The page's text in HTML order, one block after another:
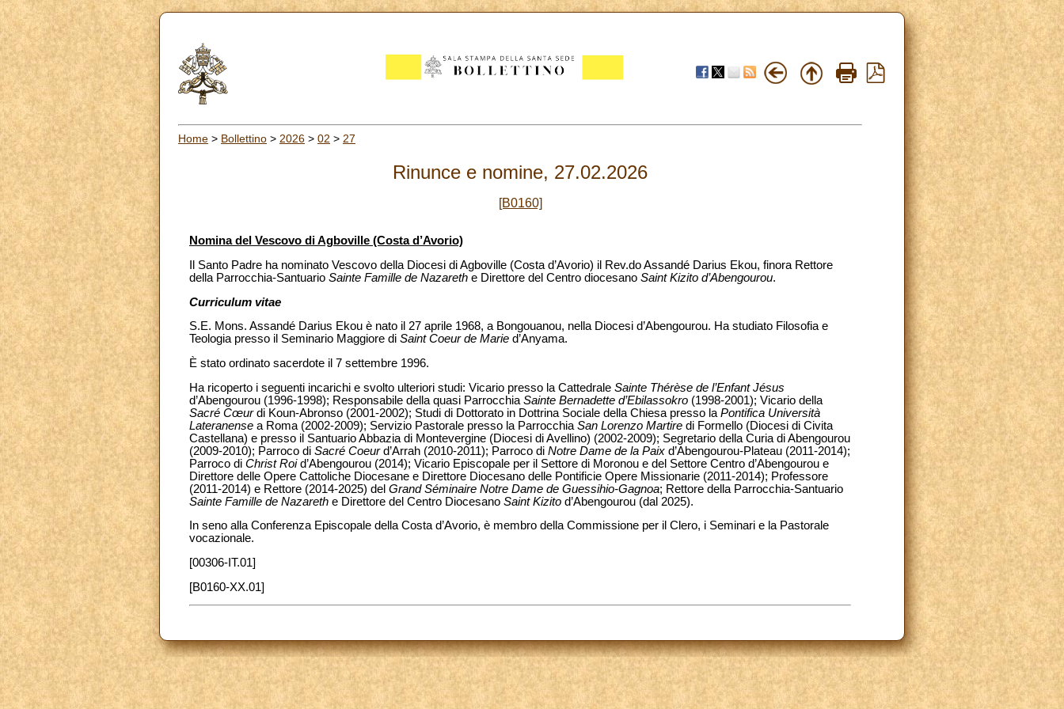
Home > Bollettino > 2026 > 02 > 27
Rinunce e nomine, 27.02.2026
[B0160]
Nomina del Vescovo di Agboville (Costa d’Avorio)
Il Santo Padre ha nominato Vescovo della Diocesi di Agboville (Costa d’Avorio) il Rev.do Assandé Darius Ekou, finora Rettore
della Parrocchia-Santuario Sainte Famille de Nazareth e Direttore del Centro diocesano Saint Kizito d’Abengourou.
Curriculum vitae
S.E. Mons. Assandé Darius Ekou è nato il 27 aprile 1968, a Bongouanou, nella Diocesi d’Abengourou. Ha studiato Filosofia e
Teologia presso il Seminario Maggiore di Saint Coeur de Marie d’Anyama.
È stato ordinato sacerdote il 7 settembre 1996.
Ha ricoperto i seguenti incarichi e svolto ulteriori studi: Vicario presso la Cattedrale Sainte Thérèse de l’Enfant Jésus
d’Abengourou (1996-1998); Responsabile della quasi Parrocchia Sainte Bernadette d’Ebilassokro (1998-2001); Vicario della
Sacré Cœurdi Koun-Abronso (2001-2002); Studi di Dottorato in Dottrina Sociale della Chiesa presso la Pontifica Università
Lateranense a Roma (2002-2009); Servizio Pastorale presso la Parrocchia San Lorenzo Martire di Formello (Diocesi di Civita
Castellana) e presso il Santuario Abbazia di Montevergine (Diocesi di Avellino) (2002-2009); Segretario della Curia di Abengourou
(2009-2010); Parroco di Sacré Coeurd’Arrah (2010-2011); Parroco di Notre Dame de la Paix d’Abengourou-Plateau (2011-2014);
Parroco di Christ Roid’Abengourou (2014); Vicario Episcopale per il Settore di Moronou e del Settore Centro d’Abengourou e
Direttore delle Opere Cattoliche Diocesane e Direttore Diocesano delle Pontificie Opere Missionarie (2011-2014); Professore
(2011-2014) e Rettore (2014-2025) del Grand Séminaire Notre Dame de Guessihio-Gagnoa; Rettore della Parrocchia-Santuario
Sainte Famille de Nazareth e Direttore del Centro Diocesano Saint Kizito d’Abengourou (dal 2025).
In seno alla Conferenza Episcopale della Costa d’Avorio, è membro della Commissione per il Clero, i Seminari e la Pastorale
vocazionale.
[00306-IT.01]
[B0160-XX.01]